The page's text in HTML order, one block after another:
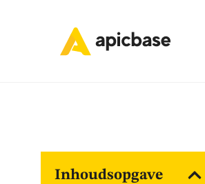
Inhoudsopgave